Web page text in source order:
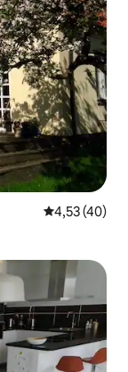
Gemiddelde
4,53 (40)